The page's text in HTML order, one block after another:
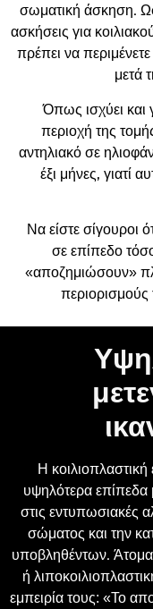
σωματική άσκηση.
ασκήσεις για
πρέπει να
μετά
Όπως ισχύει και
περιοχή της
αντηλιακό σε
έξι μήνες, γιατί
Να είστε σίγουροι
σε επίπεδο
«αποζημιώσουν»
περιορισμούς
Η κοιλιοπλαστική
υψηλότερα επίπεδα
στις εντυπωσιακές
σώματος και την
υποβληθέντων.
ή
εμπειρία τους: «Το